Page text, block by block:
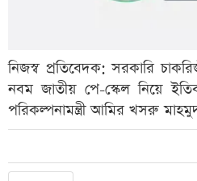
নিজস্ব প্রতিবেদক: সরকারি
নবম জাতীয় পে-স্কেল নিয়ে
পরিকল্পনামন্ত্রী আমির খসরু